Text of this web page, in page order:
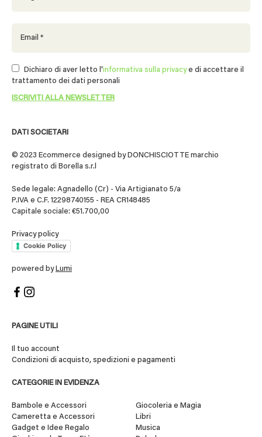
DATI SOCIETARI
© 2023 Ecommerce designed by DONCHISCIOTTE marchio
registrato di Borella s.r.l
Sede legale: Agnadello (Cr) - Via Artigianato 5/a
P.IVA e C.F. 12298740155 - REA CR148485
Capitale sociale: €51.700,00
Privacy policy
Cookie Policy
powered by Lumi
PAGINE UTILI
Il tuo account
Condizioni di acquisto, spedizioni e pagamenti
CATEGORIE IN EVIDENZA
Bambole e Accessori
Cameretta e Accessori
Gadget e Idee Regalo
Giocoleria e Magia
Libri
Musica
Dichiaro di aver letto l'informativa sulla privacye di accettare il
trattamento dei dati personali